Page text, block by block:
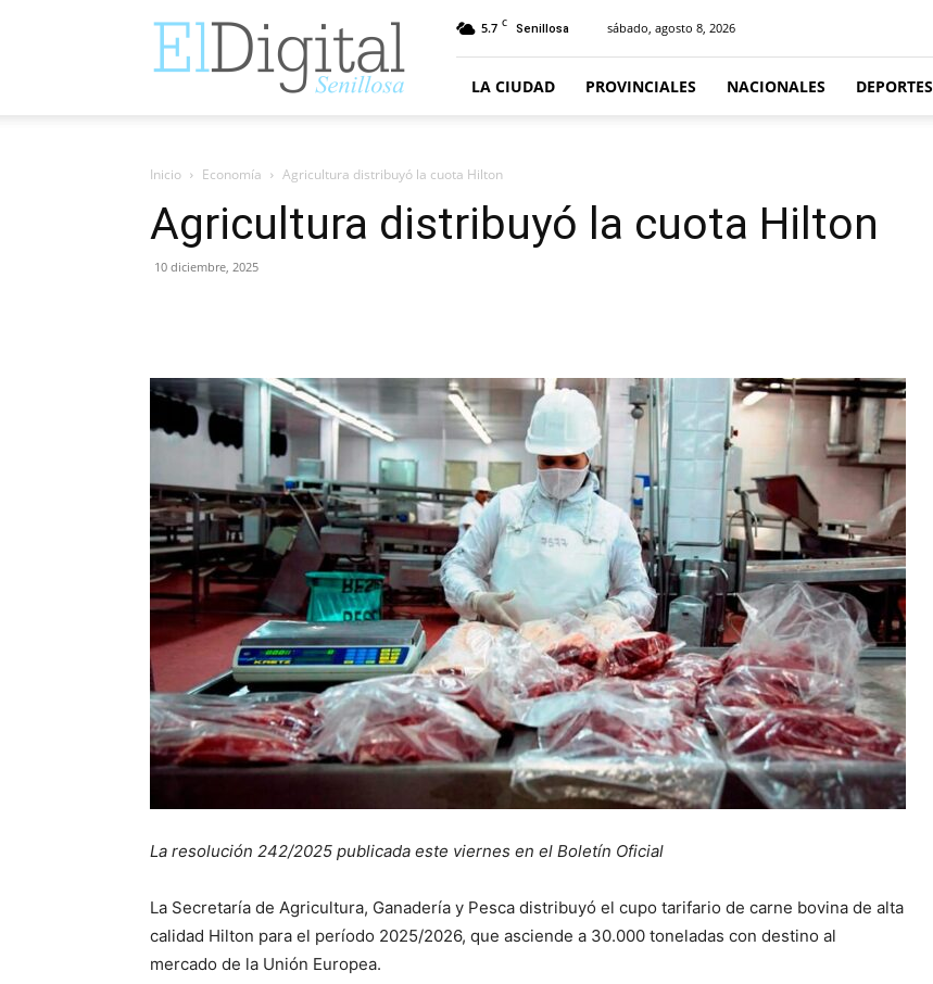
5.7 C Senillosa sábado, agosto 8, 2026
LA CIUDAD PROVINCIALES NACIONALES DEPORTES
Inicio Economía Agricultura distribuyó la cuota Hilton
Agricultura distribuyó la cuota Hilton
10 diciembre, 2025
La resolución 242/2025 publicada este viernes en el Boletín Oficial
La Secretaría de Agricultura, Ganadería y Pesca distribuyó el cupo tarifario de carne bovina de alta
calidad Hilton para el período 2025/2026, que asciende a 30.000 toneladas con destino al
mercado de la Unión Europea.